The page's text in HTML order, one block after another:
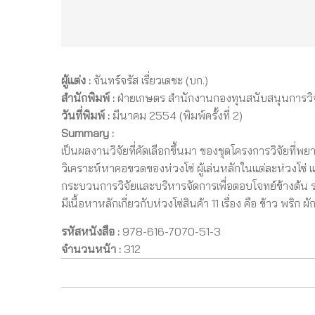
ผู้แต่ง : จันทร์จรัส เรี่ยวเดชะ (บก.)
สำนักพิมพ์ : ฝ่ายเกษตร สำนักงานกองทุนสนับสนุนการ
วันที่พิมพ์ : มีนาคม 2554 (พิมพ์ครั้งที่ 2)
Summary :
เป็นผลงานวิจัยที่คัดเลือกขึ้นมา ของชุดโครงการวิจัยที่
วิเคราะห์หาคอขวดของห่วงโซ่ ผู้เล่นหลักในแต่ละห่วงโซ่
กระบวนการวิจัยและบริหารจัดการเพื่อตอบโจทย์ข้างต้น
มีเนื้อหาหลักเกี่ยวกับห่วงโซ่สินค้า 11 เรื่อง คือ ข้าว พริก
รหัสหนังสือ : 978-616-7070-51-3
จำนวนหน้า : 312